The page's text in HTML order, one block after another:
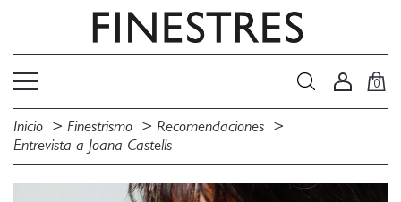
0
Inicio Finestrismo
Recomendaciones
Entrevista a Joana Castells